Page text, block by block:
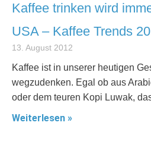
Kaffee trinken wird
USA – Kaffee Trends
13. August 2012
Kaffee ist in unserer heutigen
wegzudenken. Egal ob aus
oder dem teuren Kopi Luwak,
Weiterlesen »